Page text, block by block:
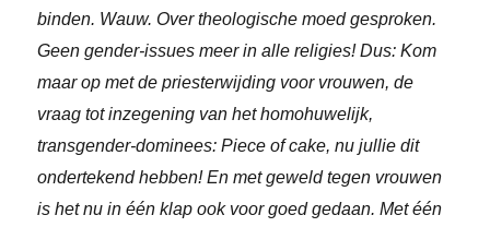
binden. Wauw. Over theologische moed gesproken.
Geen gender-issues meer in alle religies! Dus: Kom
maar op met de priesterwijding voor vrouwen, de
vraag tot inzegening van het homohuwelijk,
transgender-dominees: Piece of cake, nu jullie dit
ondertekend hebben! En met geweld tegen vrouwen
is het nu in één klap ook voor goed gedaan. Met één